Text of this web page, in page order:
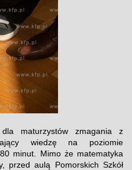
maturzystów zmagania z
wiedzę na poziomie
minut. Mimo że matematyka
przed aulą Pomorskich Szkół